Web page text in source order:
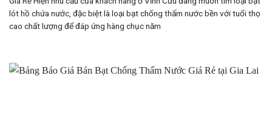
lót hồ chứa nước, đặc biệt là loại bạt chống thấm nước bền với tuổi thọ
cao chất lượng để đáp ứng hàng chục năm